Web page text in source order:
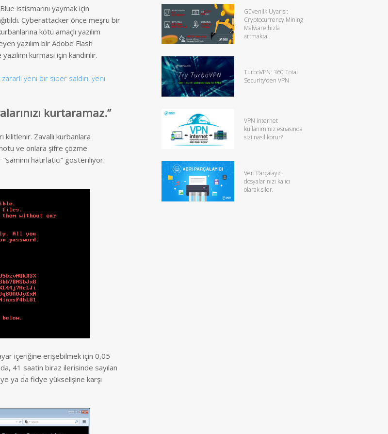
istismarını yaymak için
Cyberattacker önce meşru bir
kötü amaçlı yazılım
yazılım bir Adobe Flash
kurması için kandırılır.
zararlı yeni bir siber saldırı, yeni
kurtaramaz.”
kilitlenir. Zavallı kurbanlara
ve onlara şifre çözme
hatırlatıcı” gösteriliyor.
içeriğine erişebilmek için 0,05
41 saatin biraz ilerisinde sayılan
ya da fidye yükselişine karşı
Güvenlik Uyarısı:
Cryptocurrency Mining
Malware hızla
artmakta.
TurboVPN: 360 Total
Security’den VPN
VPN internet
kullanımınız esnasında
sizi nasıl korur?
Veri Parçalayıcı
dosyalarınızı kalıcı
olarak siler.